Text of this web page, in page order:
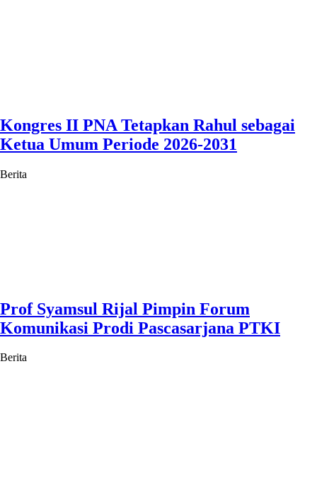
Kongres II PNA Tetapkan Rahul sebagai
Ketua Umum Periode 2026-2031
Berita
Prof Syamsul Rijal Pimpin Forum
Komunikasi Prodi Pascasarjana PTKI
Berita